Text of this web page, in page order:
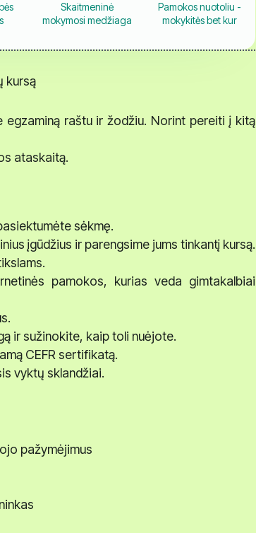
Skaitmeninė
mokymosi medžiaga
Pamokos nuotoliu -
mokykitės bet kur
kursą
egzaminą raštu ir žodžiu. Norint pereiti į kitą
ataskaitą.
sėkmę.
įgūdžius ir parengsime jums tinkantį kursą.
pamokos, kurias veda gimtakalbiai
ir sužinokite, kaip toli nuėjote.
CEFR sertifikatą.
vyktų sklandžiai.
pažymėjimus